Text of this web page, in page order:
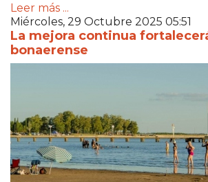
Leer más ...
Miércoles, 29 Octubre 2025 05:51
La mejora continua
bonaerense